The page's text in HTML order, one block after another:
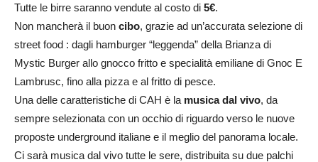
Tutte le birre saranno vendute al costo di 5€.
Non mancherà il buon cibo, grazie ad un’accurata selezione di
street food : dagli hamburger “leggenda” della Brianza di
Mystic Burger allo gnocco fritto e specialità emiliane di Gnoc E
Lambrusc, fino alla pizza e al fritto di pesce.
Una delle caratteristiche di CAH è la musica dal vivo, da
sempre selezionata con un occhio di riguardo verso le nuove
proposte underground italiane e il meglio del panorama locale.
Ci sarà musica dal vivo tutte le sere, distribuita su due palchi